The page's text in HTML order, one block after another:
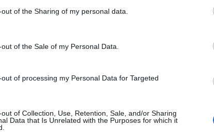
of the Sharing of my personal data.
of the Sale of my Personal Data.
of processing my Personal Data for Targeted
of Collection, Use, Retention, Sale, and/or Sharing
Data that Is Unrelated with the Purposes for which it
τον κίνδυνο